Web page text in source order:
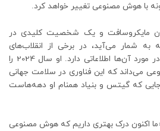
با هوش مصنوعی تغییر خواهد کرد.
مایکروسافت و یک شخصیت کلیدی در
به شمار می‌آید، در برخی از انقلاب‌های
تکنولوژیکی تأثیرگذار بوده و در مورد آن‌ها اطلاعاتی دارد. او سال 2024 را
می‌داند که این فناوری در سلامت جهانی
که گیتس و بنیاد همنام او دهه‌هاست
اکنون درک بهتری داریم که هوش مصنوعی